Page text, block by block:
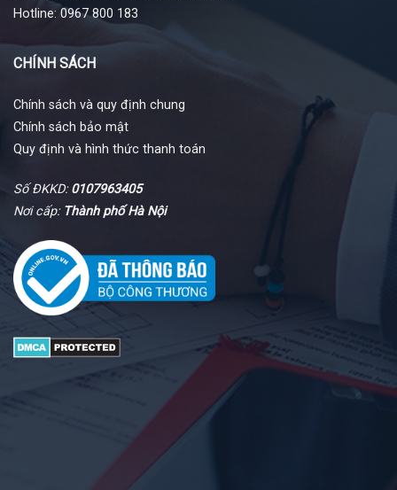
Hotline: 0967 800 183
CHÍNH SÁCH
Chính sách và quy định chung
Chính sách bảo mật
Quy định và hình thức thanh toán
Số ĐKKD:0107963405
Nơi cấp: Thành phố Hà Nội